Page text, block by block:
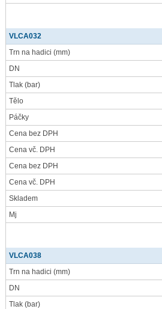
VLCA032
Trn na hadici (mm)
DN
Tlak (bar)
Tělo
Páčky
Cena bez DPH
Cena vč. DPH
Cena bez DPH
Cena vč. DPH
Skladem
Mj
VLCA038
Trn na hadici (mm)
DN
Tlak (bar)